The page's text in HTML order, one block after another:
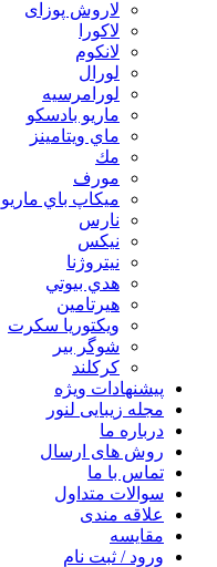
لاروش پوزای
لاكورا
لانكوم
لورال
لورامرسيه
ماريو بادسكو
ماي ويتامينز
مك
مورف
ميكاپ باي ماريو
نارس
نيكس
نیتروژنا
هدي بيوتي
هیرتامین
ویکتوریا سکرت
شوگر بير
کرکلند
پیشنهادات ویژه
مجله زیبایی لنور
درباره ما
روش های ارسال
تماس با ما
سوالات متداول
علاقه مندی
مقایسه
ورود / ثبت نام